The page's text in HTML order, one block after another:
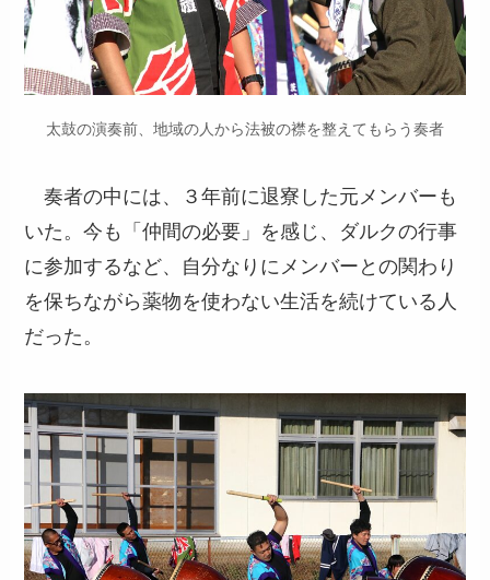
太鼓の演奏前、地域の人から法被の襟を整えてもらう奏者
奏者の中には、３年前に退寮した元メンバーも
いた。今も「仲間の必要」を感じ、ダルクの行事
に参加するなど、自分なりにメンバーとの関わり
を保ちながら薬物を使わない生活を続けている人
だった。